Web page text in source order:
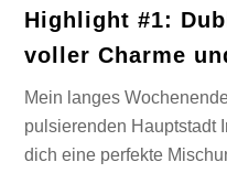
Highlight #1:
voller Charme
Mein langes
pulsierenden Hauptstadt
dich eine perfekte